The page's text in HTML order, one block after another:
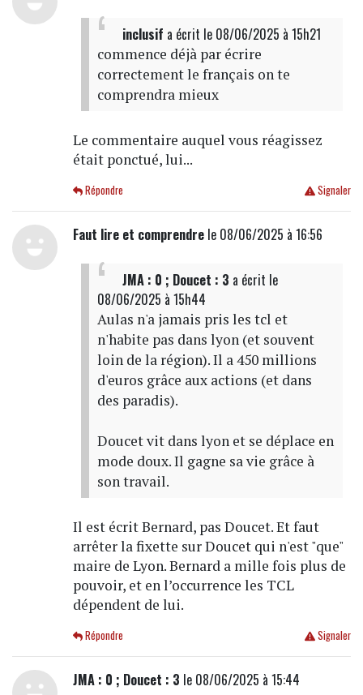
inclusif a écrit le 08/06/2025 à 15h21
commence déjà par écrire
correctement le français on te
comprendra mieux
Le commentaire auquel vous réagissez
était ponctué, lui...
Signaler
Répondre
Faut lire et comprendrele 08/06/2025 à 16:56
JMA : 0 ; Doucet : 3 a écrit le
08/06/2025 à 15h44
Aulas n'a jamais pris les tcl et
n'habite pas dans lyon (et souvent
loin de la région). Il a 450 millions
d'euros grâce aux actions (et dans
des paradis).
Doucet vit dans lyon et se déplace en
mode doux. Il gagne sa vie grâce à
son travail.
Il est écrit Bernard, pas Doucet. Et faut
arrêter la fixette sur Doucet qui n'est "que"
maire de Lyon. Bernard a mille fois plus de
pouvoir, et en l’occurrence les TCL
dépendent de lui.
Signaler
Répondre
JMA : 0 ; Doucet : 3 le 08/06/2025 à 15:44